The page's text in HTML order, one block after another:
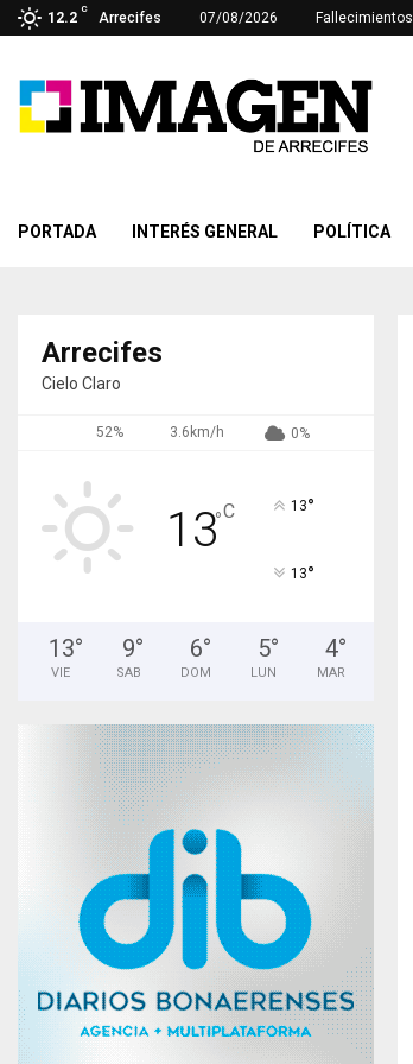
12.2
C
Arrecifes 07/08/2026 Fallecimientos
PORTADA INTERÉS GENERAL POLÍTICA
Arrecifes
Cielo Claro
52% 3.6km/h 0%
13°C 13°
13°
13°
VIE
9°
SAB
6°
DOM
5°
LUN
4°
MAR